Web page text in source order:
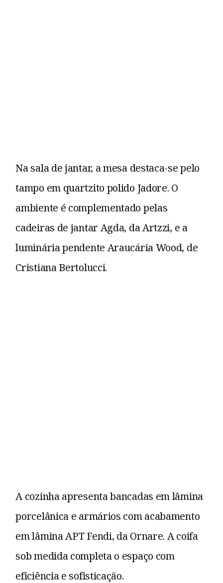
Na sala de jantar, a mesa destaca-se pelo
tampo em quartzito polido Jadore. O
ambiente é complementado pelas
cadeiras de jantar Agda, da Artzzi, e a
luminária pendente Araucária Wood, de
Cristiana Bertolucci.
A cozinha apresenta bancadas em lâmina
porcelânica e armários com acabamento
em lâmina APT Fendi, da Ornare. A coifa
sob medida completa o espaço com
eficiência e sofisticação.